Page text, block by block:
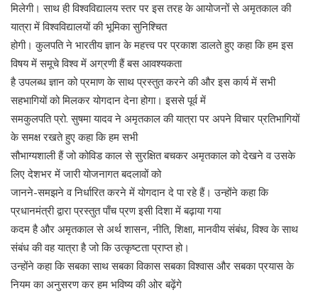
मिलेगी। साथ ही विश्वविद्यालय स्तर पर इस तरह के आयोजनों से अमृतकाल की
यात्रा में विश्वविद्यालयों की भूमिका सुनिश्चित
होगी। कुलपति ने भारतीय ज्ञान के महत्त्व पर प्रकाश डालते हुए कहा कि हम इस
विषय में समूचे विश्व में अग्रणी हैं बस आवश्यकता
है उपलब्ध ज्ञान को प्रमाण के साथ प्रस्तुत करने की और इस कार्य में सभी
सहभागियों को मिलकर योगदान देना होगा। इससे पूर्व में
समकुलपति प्रो. सुषमा यादव ने अमृतकाल की यात्रा पर अपने विचार प्रतिभागियों
के समक्ष रखते हुए कहा कि हम सभी
सौभाग्यशाली हैं जो कोविड काल से सुरक्षित बचकर अमृतकाल को देखने व उसके
लिए देशभर में जारी योजनागत बदलावों को
जानने-समझने व निर्धारित करने में योगदान दे पा रहे हैं। उन्होंने कहा कि
प्रधानमंत्री द्वारा प्रस्तुत पाँच प्रण इसी दिशा में बढ़ाया गया
कदम है और अमृतकाल से अर्थ शासन, नीति, शिक्षा, मानवीय संबंध, विश्व के साथ
संबंध की वह यात्रा है जो कि उत्कृष्टता प्राप्त हो।
उन्होंने कहा कि सबका साथ सबका विकास सबका विश्वास और सबका प्रयास के
नियम का अनुसरण कर हम भविष्य की ओर बढ़ेंगे